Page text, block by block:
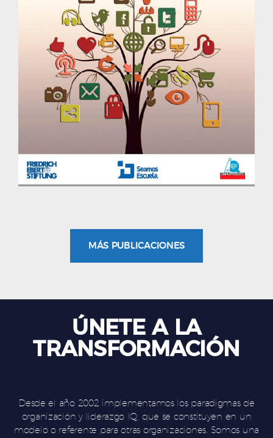
MÁS PUBLICACIONES
ÚNETE A LA
TRANSFORMACIÓN
Desde el año 2002 implementamos los paradigmas de
organización y liderazgo IQ, que se constituyen en un
modelo o referente para otras organizaciones. Somos una